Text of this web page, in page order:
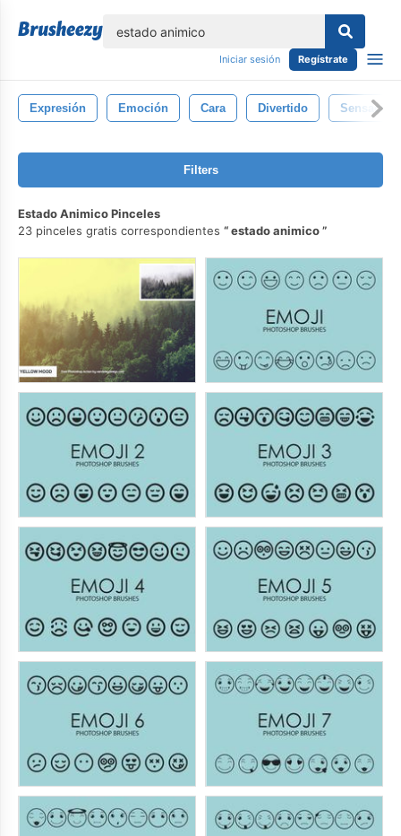
Iniciar sesión Regístrate
Expresión Emoción Cara Divertido Sensación
Filters
Estado Animico Pinceles
23 pinceles gratis correspondientes
estado animico